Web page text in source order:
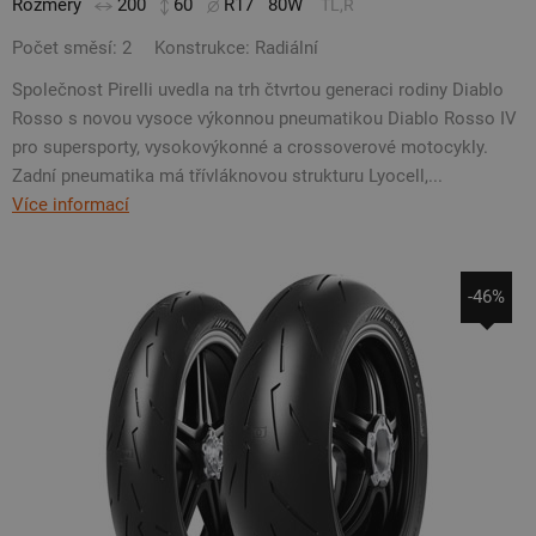
Rozměry 200 60 R17 80W TL,R
Počet směsí: 2
Konstrukce: Radiální
Společnost Pirelli uvedla na trh čtvrtou generaci rodiny Diablo
Rosso s novou vysoce výkonnou pneumatikou Diablo Rosso IV
pro supersporty, vysokovýkonné a crossoverové motocykly.
Zadní pneumatika má třívláknovou strukturu Lyocell,...
Více informací
-46%